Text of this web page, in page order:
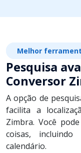
Melhor
Pesquisa
Conversor
A opção de
facilita a
Zimbra. Você
coisas,
calendário.